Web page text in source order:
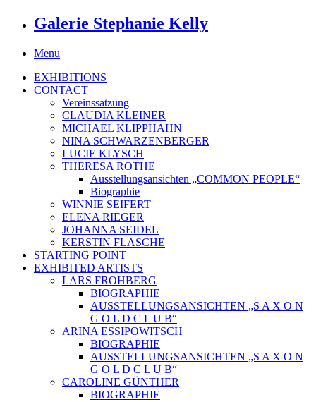
Galerie Stephanie Kelly
Menu
EXHIBITIONS
CONTACT
Vereinssatzung
CLAUDIA KLEINER
MICHAEL KLIPPHAHN
NINA SCHWARZENBERGER
LUCIE KLYSCH
THERESA ROTHE
Ausstellungsansichten „COMMON PEOPLE“
Biographie
WINNIE SEIFERT
ELENA RIEGER
JOHANNA SEIDEL
KERSTIN FLASCHE
STARTING POINT
EXHIBITED ARTISTS
LARS FROHBERG
BIOGRAPHIE
AUSSTELLUNGSANSICHTEN „S A X O N
G O L D C L U B“
ARINA ESSIPOWITSCH
BIOGRAPHIE
AUSSTELLUNGSANSICHTEN „S A X O N
G O L D C L U B“
CAROLINE GÜNTHER
BIOGRAPHIE